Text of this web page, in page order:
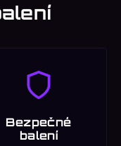
Bezpečné
balení